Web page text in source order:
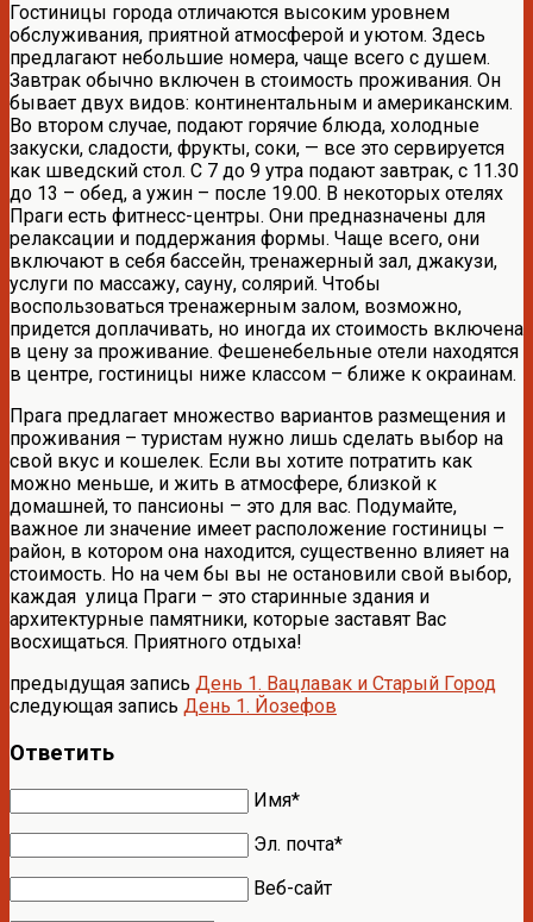
Гостиницы города отличаются высоким уровнем
обслуживания, приятной атмосферой и уютом. Здесь
предлагают небольшие номера, чаще всего с душем.
Завтрак обычно включен в стоимость проживания. Он
бывает двух видов: континентальным и американским.
Во втором случае, подают горячие блюда, холодные
закуски, сладости, фрукты, соки, — все это сервируется
как шведский стол. С 7 до 9 утра подают завтрак, с 11.30
до 13 – обед, а ужин – после 19.00. В некоторых отелях
Праги есть фитнесс-центры. Они предназначены для
релаксации и поддержания формы. Чаще всего, они
включают в себя бассейн, тренажерный зал, джакузи,
услуги по массажу, сауну, солярий. Чтобы
воспользоваться тренажерным залом, возможно,
придется доплачивать, но иногда их стоимость включена
в цену за проживание. Фешенебельные отели находятся
в центре, гостиницы ниже классом – ближе к окраинам.
Прага предлагает множество вариантов размещения и
проживания – туристам нужно лишь сделать выбор на
свой вкус и кошелек. Если вы хотите потратить как
можно меньше, и жить в атмосфере, близкой к
домашней, то пансионы – это для вас. Подумайте,
важное ли значение имеет расположение гостиницы –
район, в котором она находится, существенно влияет на
стоимость. Но на чем бы вы не остановили свой выбор,
каждая улица Праги – это старинные здания и
архитектурные памятники, которые заставят Вас
восхищаться. Приятного отдыха!
предыдущая запись День 1. Вацлавак и Старый Город
следующая запись День 1. Йозефов
Ответить
Имя*
Эл. почта*
Веб-сайт